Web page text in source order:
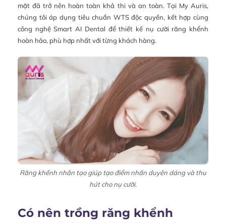
mặt đã trở nên hoàn toàn khả thi và an toàn. Tại My Auris,
chúng tôi áp dụng tiêu chuẩn WTS độc quyền, kết hợp cùng
công nghệ Smart AI Dental để thiết kế nụ cười răng khểnh
hoàn hảo, phù hợp nhất với từng khách hàng.
Răng khểnh nhân tạo giúp tạo điểm nhấn duyên dáng và thu
hút cho nụ cười.
Có nên trồng răng khểnh